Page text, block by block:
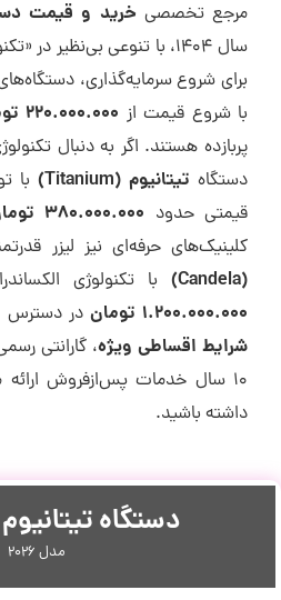
مرجع تخصصی خرید و قیمت
سال ۱۴۰۴، با تنوعی بی‌نظیر
برای شروع سرمایه‌گذاری،
با شروع قیمت از ۲۲۰.۰۰۰.۰۰۰ تومان
پربازده هستند. اگر به دنبال
دستگاه تیتانیوم (Titanium)
با
قیمتی حدود ۳۸۰.۰۰۰.۰۰۰ تومان
کلینیک‌های حرفه‌ای نیز لیزر
(Candela)
با تکنولوژی
۱.۲۰۰.۰۰۰.۰۰۰ تومان در دسترس
شرایط اقساطی ویژه، گارانتی
۱۰ سال خدمات پس‌ازفروش
داشته باشید.
دستگاه تیتانیوم ۱۶۰۰ وات
مدل ۲۰۲۶